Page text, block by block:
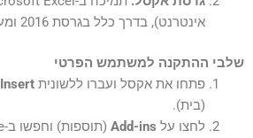
אינטרנט), בדרך כלל בגרסת 2016 ומעלה.
שלבי ההתקנה למשתמש הפרטי
פתחו את אקסל ועברו ללשונית Insert
(בית).
לחצו על Add-ins(תוספות) וחפשו ב-Marketplace את המונח